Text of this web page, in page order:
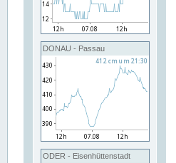
DONAU - Passau
ODER - Eisenhüttenstadt